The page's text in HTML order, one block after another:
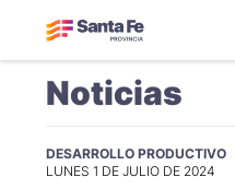
Noticias
DESARROLLO PRODUCTIVO
LUNES 1 DE JULIO DE 2024